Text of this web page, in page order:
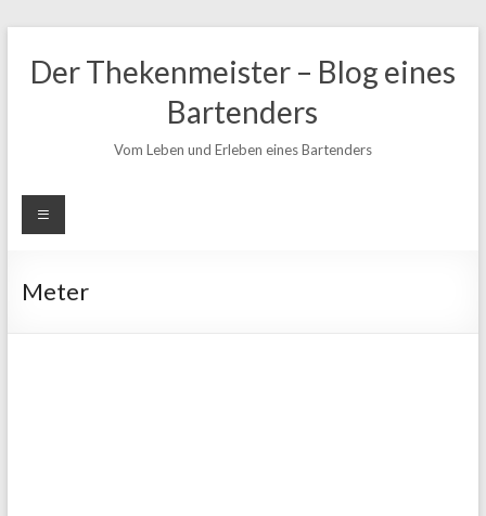
Inhalt
springen
Der Thekenmeister – Blog eines
Bartenders
Vom Leben und Erleben eines Bartenders
Meter